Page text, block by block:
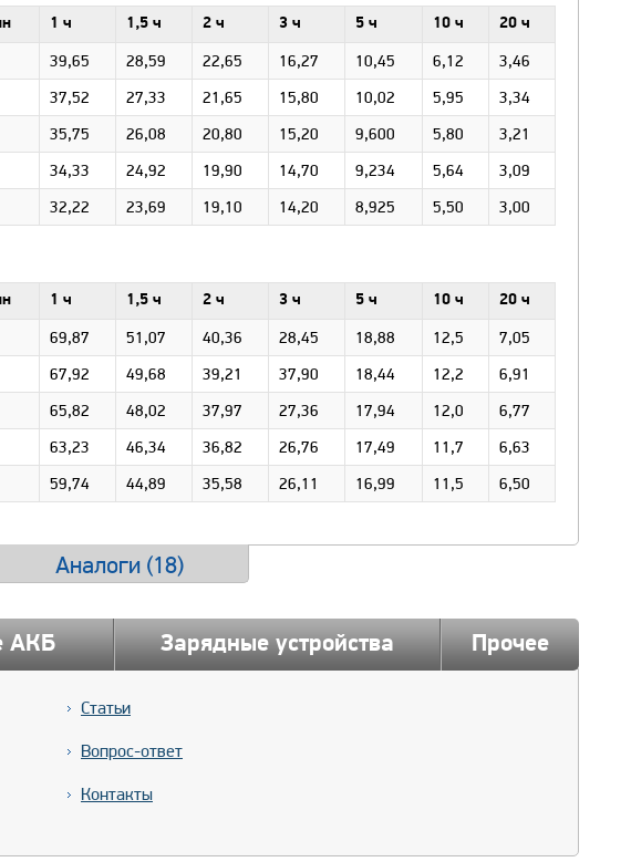
1 ч 1,5 ч 2 ч 3 ч 5 ч 10 ч 20 ч
39,65 28,59 22,65 16,27 10,45 6,12
3,46
37,52 27,33 21,65 15,80 10,02 5,95
3,34
35,75 26,08 20,80 15,20 9,600 5,80
3,21
34,33 24,92 19,90 14,70 9,234 5,64
3,09
32,22 23,69 19,10 14,20 8,925 5,50 3,00
1 ч 1,5 ч 2 ч 3 ч 5 ч 10 ч 20 ч
69,87 51,07 40,36 28,45 18,88 12,5
7,05
67,92 49,68 39,21 37,90 18,44 12,2
6,91
65,82 48,02 37,97 27,36 17,94 12,0
6,77
63,23 46,34 36,82 26,76 17,49 11,7
6,63
59,74 44,89 35,58 26,11 16,99 11,5 6,50
Аналоги (18)
АКБ Зарядные устройства Прочее
Статьи
Вопрос-ответ
Контакты